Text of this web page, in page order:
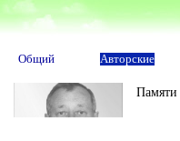
Общий Авторские